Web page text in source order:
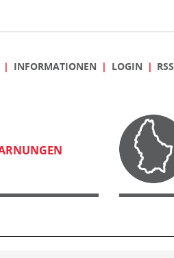
INFORMATIONEN LOGIN RSS